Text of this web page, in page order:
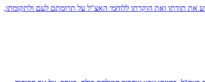
בגין בכנס, שבהם הביע את תודתו ואת הוקרתו ללוחמי האצ"ל על תרומתם לעם ולתקומתו,